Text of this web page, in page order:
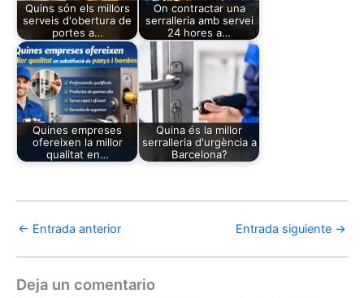
Quins són els millors
serveis d'obertura de
portes a…
On contractar una
serralleria amb servei
24 hores a…
Quines empreses
ofereixen la millor
qualitat en…
Quina és la millor
serralleria d'urgència a
Barcelona?
← Entrada anterior Entrada siguiente →
Deja un comentario